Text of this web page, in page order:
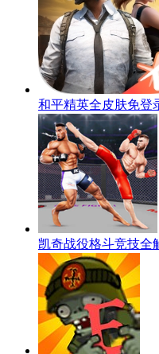
和平精英全皮肤免登
凯奇战役格斗竞技全